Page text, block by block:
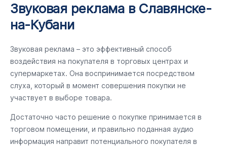
Звуковая реклама в Славянске-
на-Кубани
Звуковая реклама – это эффективный способ
воздействия на покупателя в торговых центрах и
супермаркетах. Она воспринимается посредством
слуха, который в момент совершения покупки не
участвует в выборе товара.
Достаточно часто решение о покупке принимается в
торговом помещении, и правильно поданная аудио
информация направит потенциального покупателя в